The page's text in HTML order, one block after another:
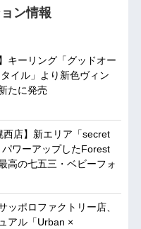
ン情報
キーリング「グッドオー
イル」より新色ヴィン
たに発売
西店】新エリア「secret
ワーアップしたForest
高の七五三・ベビーフォ
ッポロファクトリー店、
アル「Urban ×